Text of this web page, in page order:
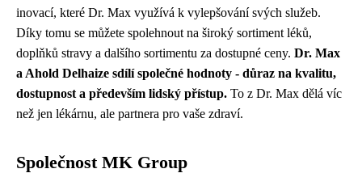
inovací, které Dr. Max využívá k vylepšování svých služeb.
Díky tomu se můžete spolehnout na široký sortiment léků,
doplňků stravy a dalšího sortimentu za dostupné ceny. Dr. Max
a Ahold Delhaize sdílí společné hodnoty - důraz na kvalitu,
dostupnost a především lidský přístup. To z Dr. Max dělá víc
než jen lékárnu, ale partnera pro vaše zdraví.
Společnost MK Group